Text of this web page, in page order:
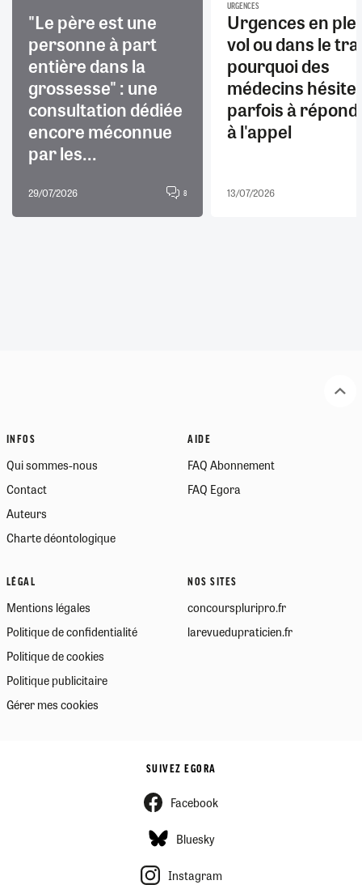
"Le père est une
personne à part
entière dans la
grossesse" : une
consultation dédiée
encore méconnue
par les...
29/07/2026 8
URGENCES
Urgences en
vol ou dans le
pourquoi des
médecins
parfois à
à l'appel
13/07/2026
INFOS
Qui sommes-nous
Contact
Auteurs
Charte déontologique
AIDE
FAQ Abonnement
FAQ Egora
LÉGAL
Mentions légales
Politique de confidentialité
Politique de cookies
Politique publicitaire
Gérer mes cookies
NOS SITES
concourspluripro.fr
larevuedupraticien.fr
SUIVEZ EGORA
Facebook
Bluesky
Instagram